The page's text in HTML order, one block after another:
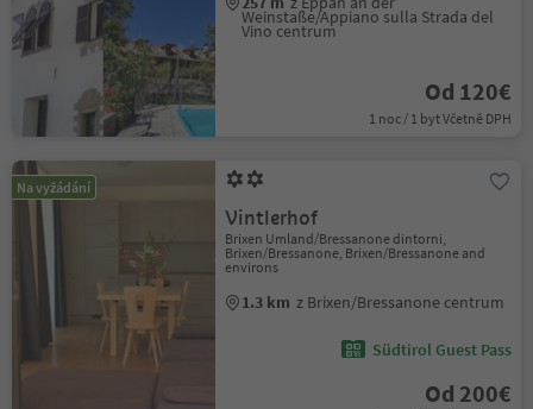
Weinstaße/Appiano sulla Strada del
Vino centrum
Od 120€
1 noc / 1 byt Včetně DPH
Na vyžádání
Vintlerhof
Brixen Umland/Bressanone dintorni,
Brixen/Bressanone, Brixen/Bressanone and
environs
1.3 km z Brixen/Bressanone centrum
Südtirol Guest Pass
Od 200€